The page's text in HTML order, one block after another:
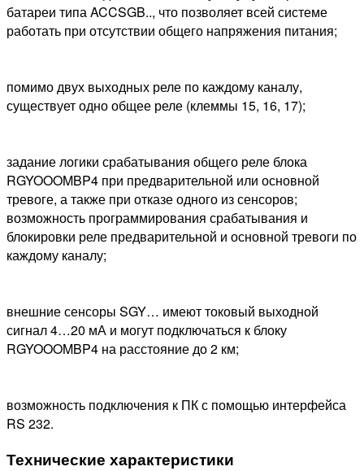
батареи типа ACCSGB.., что позволяет всей системе
работать при отсутствии общего напряжения питания;
помимо двух выходных реле по каждому каналу,
существует одно общее реле (клеммы 15, 16, 17);
задание логики срабатывания общего реле блока
RGYOOOMBP4 при предварительной или основной
тревоге, а также при отказе одного из сенсоров;
возможность программирования срабатывания и
блокировки реле предварительной и основной тревоги по
каждому каналу;
внешние сенсоры SGY… имеют токовый выходной
сигнал 4…20 мА и могут подключаться к блоку
RGYOOOMBP4 на расстояние до 2 км;
возможность подключения к ПК с помощью интерфейса
RS 232.
Технические характеристики